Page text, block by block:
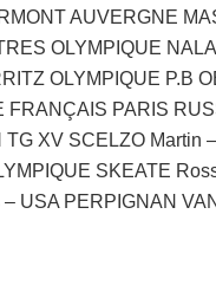
AUVERGNE
OLYMPIQUE
OLYMPIQUE P.B
FRANÇAIS PARIS
XV SCELZO Martin
SKEATE
USA PERPIGNAN